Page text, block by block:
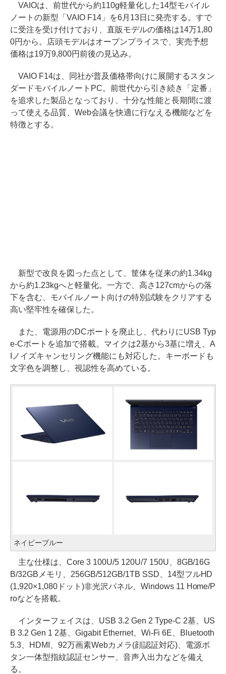
VAIOは、前世代から約110g軽量化した14型モバイル
ノートの新型「VAIO F14」を6月13日に発売する。すで
に受注を受け付けており、直販モデルの価格は14万1,80
0円から。店頭モデルはオープンプライスで、実売予想
価格は19万9,800円前後の見込み。
VAIO F14は、同社が普及価格帯向けに展開するスタン
ダードモバイルノートPC。前世代から引き続き「定番」
を追求した製品となっており、十分な性能と長期間に渡
って使える品質、Web会議を快適に行なえる機能などを
特徴とする。
新型で改良を図った点として、筐体を従来の約1.34kg
から約1.23kgへと軽量化。一方で、高さ127cmからの落
下を含む、モバイルノート向けの特別試験をクリアする
高い堅牢性を確保した。
また、電源用のDCポートを廃止し、代わりにUSB Typ
e-Cポートを追加で搭載。マイクは2基から3基に増え、A
Iノイズキャンセリング機能にも対応した。キーボードも
文字色を調整し、視認性を高めている。
ネイビーブルー
主な仕様は、Core 3 100U/5 120U/7 150U、8GB/16G
B/32GBメモリ、256GB/512GB/1TB SSD、14型フルHD
(1,920×1,080ドット)非光沢パネル、Windows 11 Home/P
roなどを搭載。
インターフェイスは、USB 3.2 Gen 2 Type-C 2基、US
B 3.2 Gen 1 2基、Gigabit Ethernet、Wi-Fi 6E、Bluetooth
5.3、HDMI、92万画素Webカメラ(顔認証対応)、電源ボ
タン一体型指紋認証センサー、音声入出力などを備え
る。